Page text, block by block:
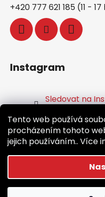
Tento web používá
procházením tohoto
jejich používáním.. Více
+420 777 621 185 (11 -
Instagram
Sledovat na
Facebook